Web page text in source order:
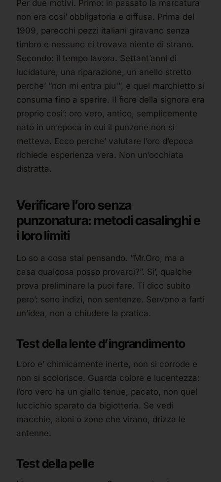
Per due motivi. Primo: in passato la marcatura
non era cosi’ obbligatoria e diffusa. Prima del
1909, parecchi pezzi italiani giravano senza
timbro e nessuno ci trovava niente di strano.
Secondo: il tempo lavora. Settant’anni di
lucidature, una riparazione, un anello stretto
perche’ “non mi entra piu'”, e quel marchietto si
consuma fino a sparire. Il fiore della signora era
proprio cosi’: oro vero, antico, semplicemente
nato in un’epoca in cui il punzone non si
metteva. Ecco perche’ valutare l’oro d’epoca
richiede esperienza vera. Non un’occhiata
distratta.
Verificare l’oro senza
punzonatura: metodi casalinghi e
i loro limiti
Lo so a cosa stai pensando. “Mr.Oro, ma a
casa qualcosa posso provarci?”. Si’, qualche
prova preliminare la puoi fare. Ti dico subito
pero’: sono indizi, non sentenze. Servono a farti
un’idea, non a chiudere la pratica.
Test della lente d’ingrandimento
L’oro e’ chimicamente inerte, non si corrode e
non si scolorisce. Guarda colore e lucentezza:
l’oro vero ha un giallo tenue, pacato, non quel
luccichio sparato da bigiotteria. Se vedi
macchie, aloni o zone che virano, drizza le
antenne.
Test della pelle